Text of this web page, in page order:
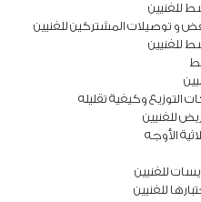
للفنيين
و توصيلات المشتركين للفنيين
للفنيين
وكيفية تقليله
للفنيين
الأوجه
للفنيين
للفنيين